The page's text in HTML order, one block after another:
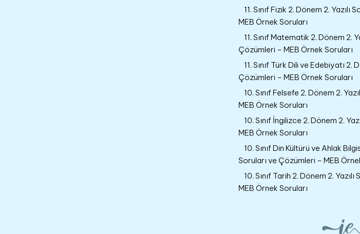
11. Sınıf Fizik 2. Dönem 2. Yazılı
MEB Örnek Soruları
11. Sınıf Matematik 2. Dönem 2.
Çözümleri – MEB Örnek Soruları
11. Sınıf Türk Dili ve Edebiyatı 2.
Çözümleri – MEB Örnek Soruları
10. Sınıf Felsefe 2. Dönem 2.
MEB Örnek Soruları
10. Sınıf İngilizce 2. Dönem 2.
MEB Örnek Soruları
10. Sınıf Din Kültürü ve Ahlak
Soruları ve Çözümleri – MEB
10. Sınıf Tarih 2. Dönem 2.
MEB Örnek Soruları